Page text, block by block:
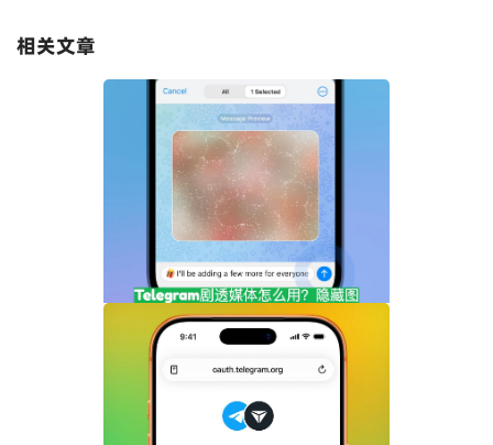
相关文章
频内容完整指南